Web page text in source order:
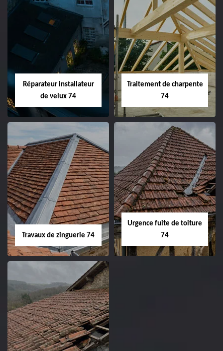
Réparateur installateur
de velux 74
Traitement de charpente
74
Travaux de zinguerie 74
Urgence fuite de toiture
74